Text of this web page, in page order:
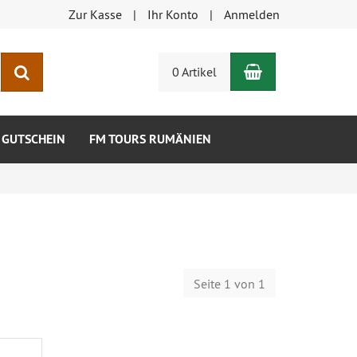
Zur Kasse Ihr Konto Anmelden
0 Artikel Warenkorb
GUTSCHEIN FM TOURS RUMÄNIEN
Seite 1 von 1